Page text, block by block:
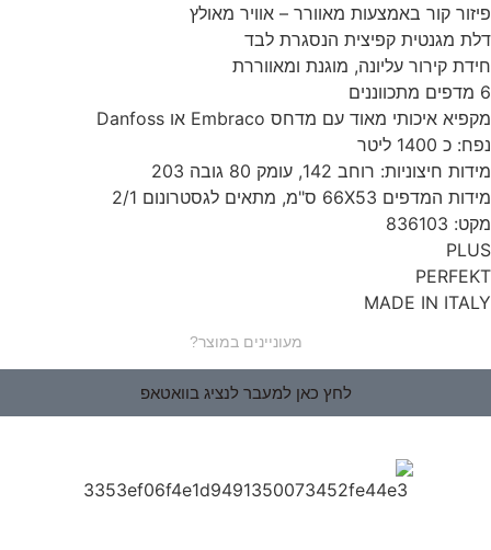
פיזור קור באמצעות מאוורר – אוויר מאולץ
דלת מגנטית קפיצית הנסגרת לבד
חידת קירור עליונה, מוגנת ומאווררת
6 מדפים מתכווננים
מקפיא איכותי מאוד עם מדחס Embraco או Danfoss
נפח: כ 1400 ליטר
מידות חיצוניות: רוחב 142, עומק 80 גובה 203
מידות המדפים 66X53 ס"מ, מתאים לגסטרונום 2/1
מקט: 836103
PLUS
PERFEKT
MADE IN ITALY
מעוניינים במוצר?
לחץ כאן למעבר לנציג בוואטאפ